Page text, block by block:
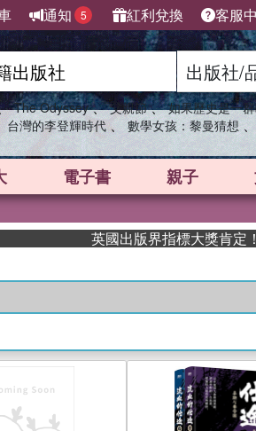
通知 5 紅利兌換 客服
The Odyssey 、 父親節 、 如果歷史是一
台灣的李登輝時代 、 數學女孩：黎曼猜想 、
電子書 親子
英國出版界指標大獎肯定！A.F.